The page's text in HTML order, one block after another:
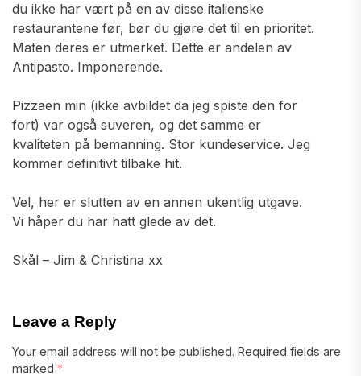
du ikke har vært på en av disse italienske
restaurantene før, bør du gjøre det til en prioritet.
Maten deres er utmerket. Dette er andelen av
Antipasto. Imponerende.
Pizzaen min (ikke avbildet da jeg spiste den for
fort) var også suveren, og det samme er
kvaliteten på bemanning. Stor kundeservice. Jeg
kommer definitivt tilbake hit.
Vel, her er slutten av en annen ukentlig utgave.
Vi håper du har hatt glede av det.
Skål – Jim & Christina xx
Leave a Reply
Your email address will not be published. Required fields are
marked *